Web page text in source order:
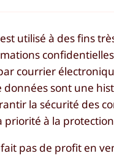
utilisé à des fins
courrier
sont une
la sécurité des
à la
pas de profit en